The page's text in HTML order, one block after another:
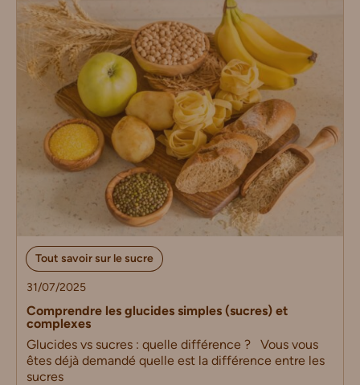
Tout savoir sur le sucre
31/07/2025
Comprendre les glucides simples (sucres) et
complexes
Glucides vs sucres : quelle différence ? Vous vous
êtes déjà demandé quelle est la différence entre les
sucres